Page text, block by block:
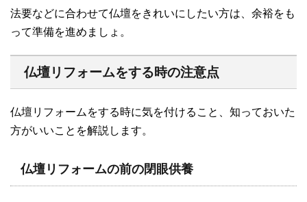
法要などに合わせて仏壇をきれいにしたい方は、余裕をも
って準備を進めましょ。
仏壇リフォームをする時の注意点
仏壇リフォームをする時に気を付けること、知っておいた
方がいいことを解説します。
仏壇リフォームの前の閉眼供養